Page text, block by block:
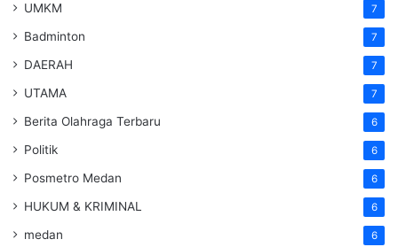
UMKM 7
Badminton 7
DAERAH 7
UTAMA 7
Berita Olahraga Terbaru 6
Politik 6
Posmetro Medan 6
HUKUM & KRIMINAL 6
medan 6